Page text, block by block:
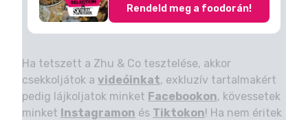
Rendeld meg a foodorán!
Ha tetszett a Zhu & Co tesztelése, akkor
csekkoljátok a videóinkat, exkluzív tartalmakért
pedig lájkoljatok minket Facebookon, kövessetek
minket Instagramon és Tiktokon! Ha nem éritek